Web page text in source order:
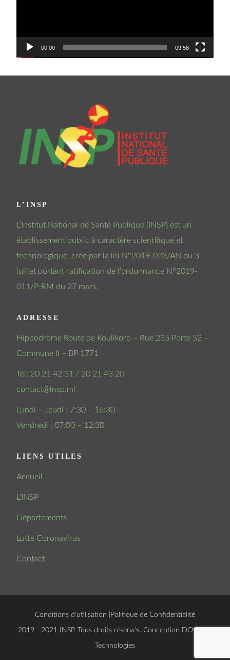
00:00 09:58
L’INSP
L’Institut National de Santé Publique (INSP) est un
établissement public à caractère scientifique et
technologique, créé par la loi N°2019-023/AN du 3
juillet portant ratification de l’ordonnance N°2019-
011/P-RM du 27 mars.
ADRESSE
Hippodrome Route de Koulikoro – Rue 235 Porte 52 –
Commune II – BP 1771
Tel: 20 21 42 31 / 20 21 43 20
contact@insp.ml
Lundi – Jeudi : 7:30 – 16:30
Vendredi : 07:00 – 12:30
LIENS UTILES
Accueil
L’INSP
Départements
Lutte Coronavirus
Contact
Conditions d'utilisation Politique de Confidentialité
© 2019 - 2021 INSP. Tous droits réservés. Conception DOUCSOFT
Technologies